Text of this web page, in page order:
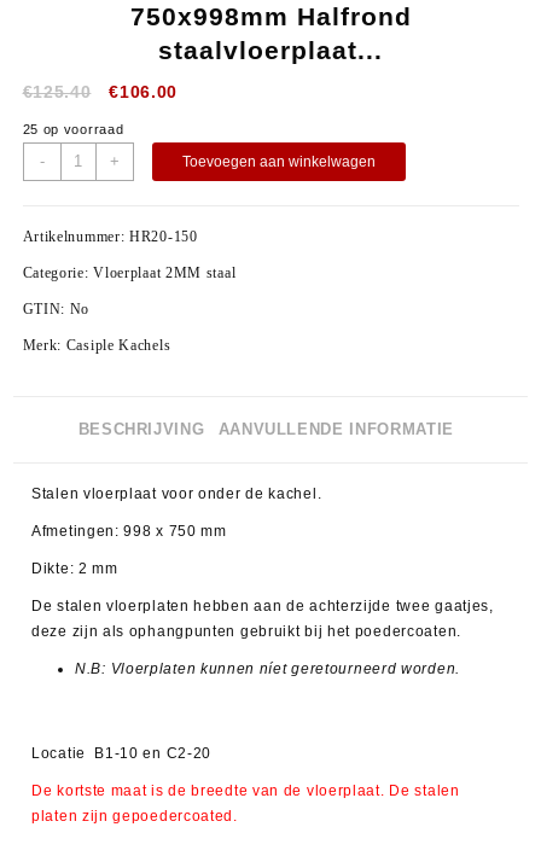
750x998mm Halfrond
staalvloerplaat...
€125.40 €106.00
25 op voorraad
- + Toevoegen aan winkelwagen
Artikelnummer: HR20-150
Categorie:Vloerplaat 2MM staal
GTIN: No
Merk: Casiple Kachels
BESCHRIJVING AANVULLENDE INFORMATIE
Stalen vloerplaat voor onder de kachel.
Afmetingen: 998 x 750 mm
Dikte: 2 mm
De stalen vloerplaten hebben aan de achterzijde twee gaatjes,
deze zijn als ophangpunten gebruikt bij het poedercoaten.
N.B: Vloerplaten kunnen níet geretourneerd worden.
Locatie B1-10 en C2-20
De kortste maat is de breedte van de vloerplaat. De stalen
platen zijn gepoedercoated.